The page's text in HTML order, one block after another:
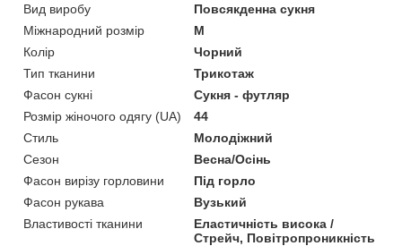
Вид виробу
Повсякденна сукня
Міжнародний розмір
M
Колір
Чорний
Тип тканини
Трикотаж
Фасон сукні
Сукня - футляр
Розмір жіночого одягу (UA)
44
Стиль
Молодіжний
Сезон
Весна/Осінь
Фасон вирізу горловини
Під горло
Фасон рукава
Вузький
Властивості тканини
Еластичність висока /
Стрейч, Повітропроникність